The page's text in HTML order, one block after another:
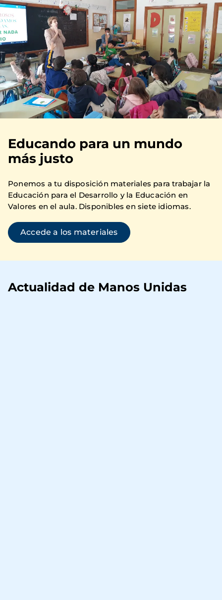
Educando para un mundo
más justo
Ponemos a tu disposición materiales para trabajar la
Educación para el Desarrollo y la Educación en
Valores en el aula. Disponibles en siete idiomas.
Accede a los materiales
Actualidad de Manos Unidas